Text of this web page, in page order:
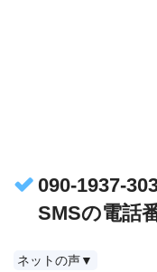
090-1937-
SMSの電話
ネットの声▼